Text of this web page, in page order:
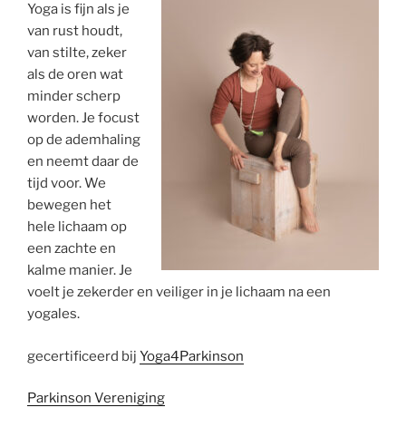
Yoga is fijn als je
van rust houdt,
van stilte, zeker
als de oren wat
minder scherp
worden. Je focust
op de ademhaling
en neemt daar de
tijd voor. We
bewegen het
hele lichaam op
een zachte en
kalme manier. Je
voelt je zekerder en veiliger in je lichaam na een
yogales.
gecertificeerd bij Yoga4Parkinson
Parkinson Vereniging